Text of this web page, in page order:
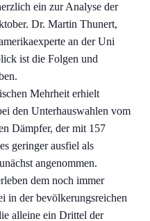
ein zur Analyse der
Dr. Martin Thunert,
an der Uni
ist die Folgen und
Mehrheit erhielt
den Unterhauswahlen vom
Dämpfer, der mit 157
geringer ausfiel als
angenommen.
dem noch immer
in der bevölkerungsreichen
alleine ein Drittel der